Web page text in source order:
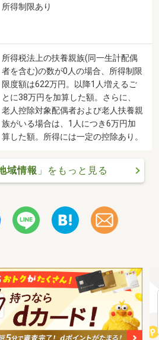
所得制限あり
所得税法上の扶養親族(同一生計配偶
者を含む)の数が0人の場合、所得制限
限度額は622万円。以降1人増えるご
とに38万円を加算した額。さらに、
老人控除対象配偶者および老人扶養親
族がいる場合は、1人につき6万円加
算した額。所得には一定の控除あり。
域情報 」をもっと見る